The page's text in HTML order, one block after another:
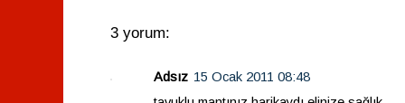
3 yorum:
Adsız 15 Ocak 2011 08:48